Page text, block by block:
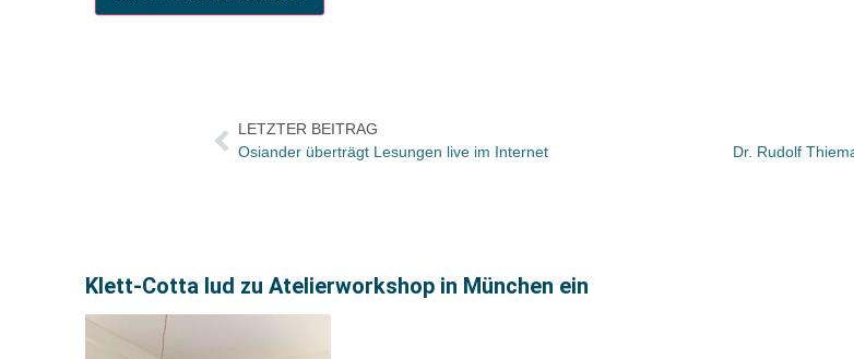
LETZTER BEITRAG
Osiander überträgt Lesungen live im Internet
Klett-Cotta lud zu Atelierworkshop in München ein